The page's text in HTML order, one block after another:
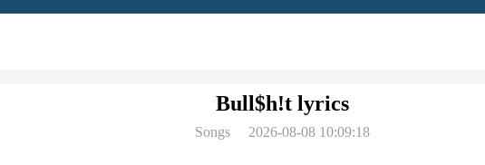
Bull$h!t lyrics
Songs 2026-08-08 10:09:18